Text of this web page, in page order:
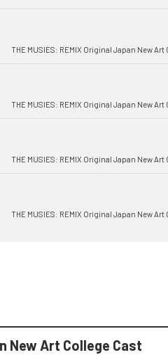
THE MUSIES: REMIX Original Japan New Art
THE MUSIES: REMIX Original Japan New Art
THE MUSIES: REMIX Original Japan New Art
THE MUSIES: REMIX Original Japan New Art
New Art College Cast